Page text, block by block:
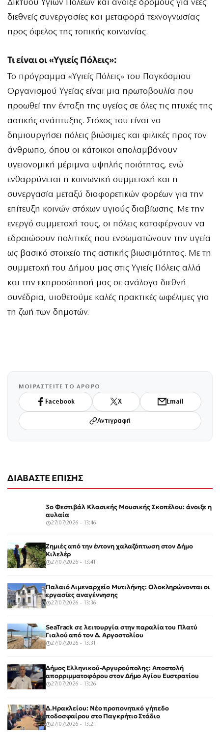
Δικτύου Υγιών Πόλεων και άνοιξε δρόμους για νέες
διεθνείς συνεργασίες και μεταφορά τεχνογνωσίας
προς όφελος της τοπικής κοινωνίας.
Τι είναι οι «Υγιείς Πόλεις»:
Το πρόγραμμα «Υγιείς Πόλεις» του Παγκόσμιου
Οργανισμού Υγείας είναι μια πρωτοβουλία που
προωθεί την ένταξη της υγείας σε όλες τις πτυχές της
αστικής ανάπτυξης. Στόχος του είναι να
δημιουργήσει πόλεις βιώσιμες και φιλικές προς τον
άνθρωπο, όπου οι κάτοικοι απολαμβάνουν
υγειονομική μέριμνα υψηλής ποιότητας, ενώ
ενθαρρύνεται η κοινωνική συμμετοχή και η
συνεργασία μεταξύ διαφορετικών φορέων για την
επίτευξη κοινών στόχων υγιούς διαβίωσης. Με την
ενεργό συμμετοχή τους, οι πόλεις καταφέρνουν να
εδραιώσουν πολιτικές που ενσωματώνουν την υγεία
ως βασικό στοιχείο της αστικής βιωσιμότητας. Με τη
συμμετοχή του Δήμου μας στις Υγιείς Πόλεις αλλά
και την εκπροσώπησή μας σε ανάλογα διεθνή
συνέδρια, υιοθετούμε καλές πρακτικές ωφέλιμες για
τη ζωή των δημοτών.
ΜΟΙΡΑΣΤΕΙΤΕ ΤΟ ΑΡΘΡΟ
Facebook X Email
Αντιγραφή
ΔΙΑΒΑΣΤΕ ΕΠΙΣΗΣ
3ο Φεστιβάλ Κλασικής Μουσικής Σκοπέλου: άνοιξε η
αυλαία
27/07/2026 - 13:46
Ζημιές από την έντονη χαλαζόπτωση στον Δήμο
Κιλελέρ
27/07/2026 - 13:41
Παλαιό Λιμεναρχείο Μυτιλήνης: Ολοκληρώνονται οι
εργασίες αναγέννησης
27/07/2026 - 13:36
SeaTrack σε λειτουργία στην παραλία του Πλατύ
Γιαλού από τον Δ. Αργοστολίου
27/07/2026 - 13:31
Δήμος Ελληνικού-Αργυρούπολης: Αποστολή
απορριμματοφόρου στον Δήμο Αγίου Ευστρατίου
27/07/2026 - 13:26
Δ.Ηρακλείου: Νέο προπονητικό γήπεδο
ποδοσφαίρου στο Παγκρήτιο Στάδιο
27/07/2026 - 13:21